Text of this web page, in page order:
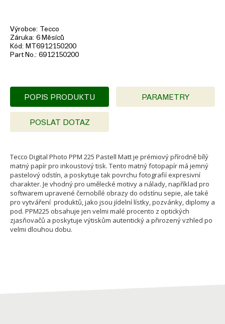
Výrobce Tecco
Záruka 6 Měsíců
Kód
MT6912150200
Part No. 6912150200
POPIS PRODUKTU PARAMETRY
POSLAT DOTAZ
Tecco Digital Photo PPM 225 Pastell Matt je prémiový přírodně bílý
matný papír pro inkoustový tisk. Tento matný fotopapír má jemný
pastelový odstín, a poskytuje tak povrchu fotografií expresivní
charakter. Je vhodný pro umělecké motivy a nálady, například pro
softwarem upravené černobílé obrazy do odstínu sepie, ale také
pro vytváření produktů, jako jsou jídelní lístky, pozvánky, diplomy a
pod. PPM225 obsahuje jen velmi malé procento z optických
zjasňovačů a poskytuje výtiskům autentický a přirozený vzhled po
velmi dlouhou dobu.